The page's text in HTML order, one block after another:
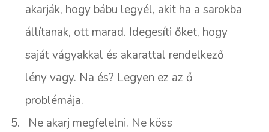
akarják, hogy bábu legyél, akit ha a sarokba
állítanak, ott marad. Idegesíti őket, hogy
saját vágyakkal és akarattal rendelkező
lény vagy. Na és? Legyen ez az ő
problémája.
5.
Ne akarj megfelelni. Ne köss